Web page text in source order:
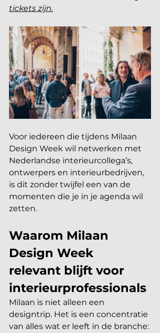
tickets zijn.
Voor iedereen die tijdens Milaan
Design Week wil netwerken met
Nederlandse interieurcollega’s,
ontwerpers en interieurbedrijven,
is dit zonder twijfel een van de
momenten die je in je agenda wil
zetten.
Waarom Milaan
Design Week
relevant blijft voor
interieurprofessionals
Milaan is niet alleen een
designtrip. Het is een concentratie
van alles wat er leeft in de branche: